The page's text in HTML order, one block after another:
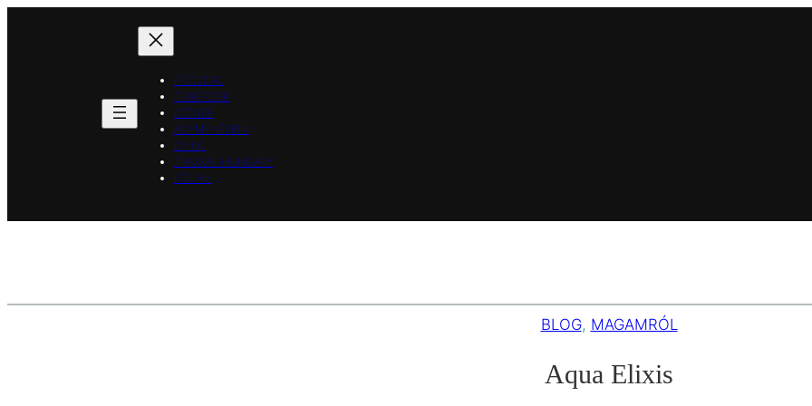
FŐOLDAL
TEMÉRDEK
IDŐGÉP
AGYMENÉSEIM
GY.I.K.
TRAXXAS HUNGARY
RÓLAM
BLOG, MAGAMRÓL
Aqua Elixis